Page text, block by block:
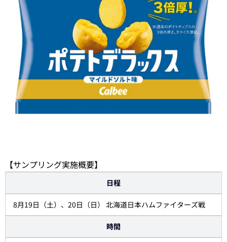
【サンプリング実施概要】
日程
8月19日（土）、20日（日） 北海道日本ハムファイターズ戦
時間